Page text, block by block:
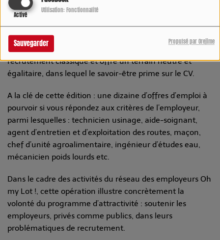
Activé
Utilisation: Fonctionnalité
Sauvegarder Propulsé par Orejime
frustrations.
Accessible à tous, l’escape game constitue un excellent
brise-glace et crée un cadre propice aux rencontres
entre recruteurs et candidats. Il bouscule les codes du
recrutement classique et offre un terrain neutre et
égalitaire, dans lequel le savoir-être prime sur le CV.
A la clé de cette édition : une dizaine d’offres d’emploi à
pourvoir si vous répondez aux critères de l’employeur,
parmi lesquelles : technicien usinage, aide-soignant,
agent d’entretien et d’exploitation des routes, maçon,
chef d’unité agroalimentaire, ingénieur d’études eau,
mécanicien poids lourds etc.
Dans le cadre des activités du réseau des employeurs Oh
my Lot !, cette opération illustre concrètement la
volonté du programme d’attractivité : soutenir les
employeurs, privés comme publics, dans leurs
problématiques de recrutement.